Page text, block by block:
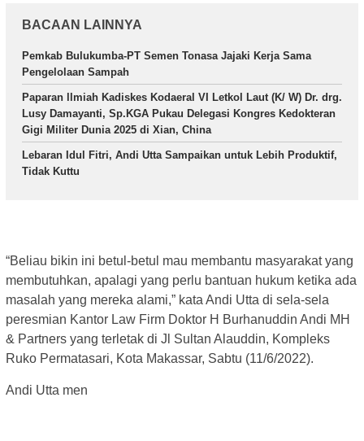
BACAAN LAINNYA
Pemkab Bulukumba-PT Semen Tonasa Jajaki Kerja Sama
Pengelolaan Sampah
Paparan llmiah Kadiskes Kodaeral VI Letkol Laut (K/ W) Dr. drg.
Lusy Damayanti, Sp.KGA Pukau Delegasi Kongres Kedokteran
Gigi Militer Dunia 2025 di Xian, China
Lebaran Idul Fitri, Andi Utta Sampaikan untuk Lebih Produktif,
Tidak Kuttu
“Beliau bikin ini betul-betul mau membantu masyarakat yang
membutuhkan, apalagi yang perlu bantuan hukum ketika ada
masalah yang mereka alami,” kata Andi Utta di sela-sela
peresmian Kantor Law Firm Doktor H Burhanuddin Andi MH
& Partners yang terletak di Jl Sultan Alauddin, Kompleks
Ruko Permatasari, Kota Makassar, Sabtu (11/6/2022).
Andi Utta men